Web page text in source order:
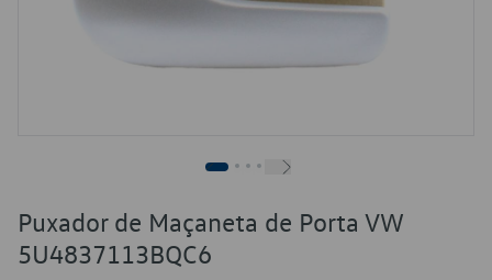
Puxador de Maçaneta de Porta VW
5U4837113BQC6